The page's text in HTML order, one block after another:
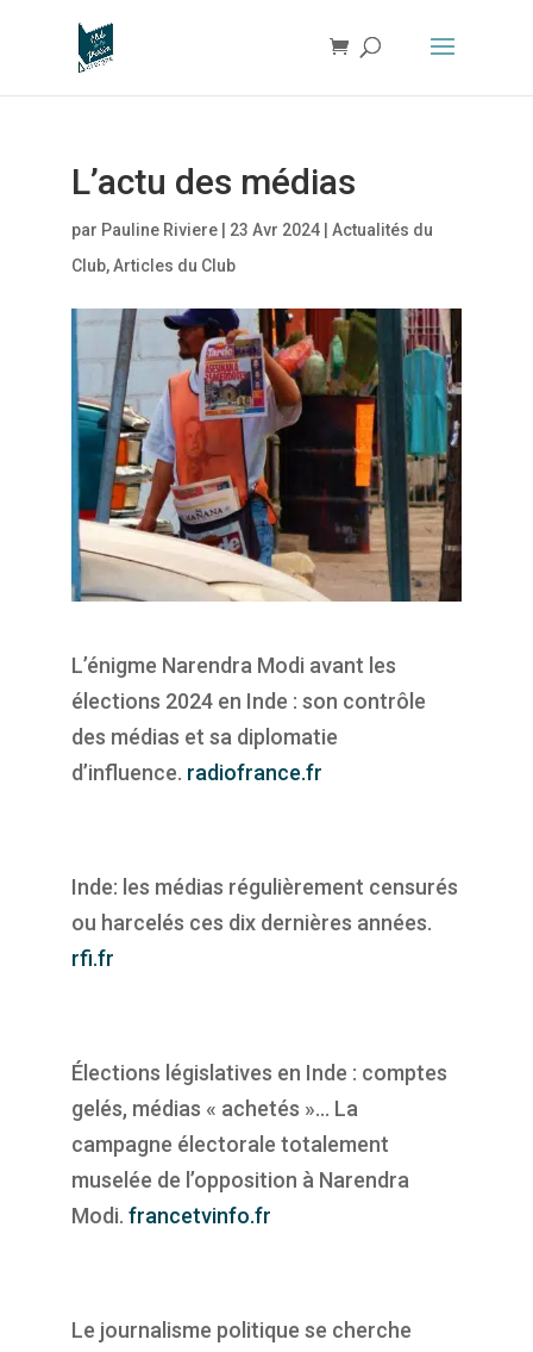
L’actu des médias
par Pauline Riviere| 23 Avr 2024| Actualités du
Club,Articles du Club
L’énigme Narendra Modi avant les
élections 2024 en Inde : son contrôle
des médias et sa diplomatie
d’influence. radiofrance.fr
Inde: les médias régulièrement censurés
ou harcelés ces dix dernières années.
rfi.fr
Élections législatives en Inde : comptes
gelés, médias « achetés »… La
campagne électorale totalement
muselée de l’opposition à Narendra
Modi. francetvinfo.fr
Le journalisme politique se cherche